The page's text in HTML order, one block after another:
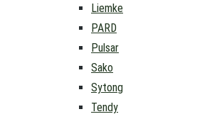
Liemke
PARD
Pulsar
Sako
Sytong
Tendy